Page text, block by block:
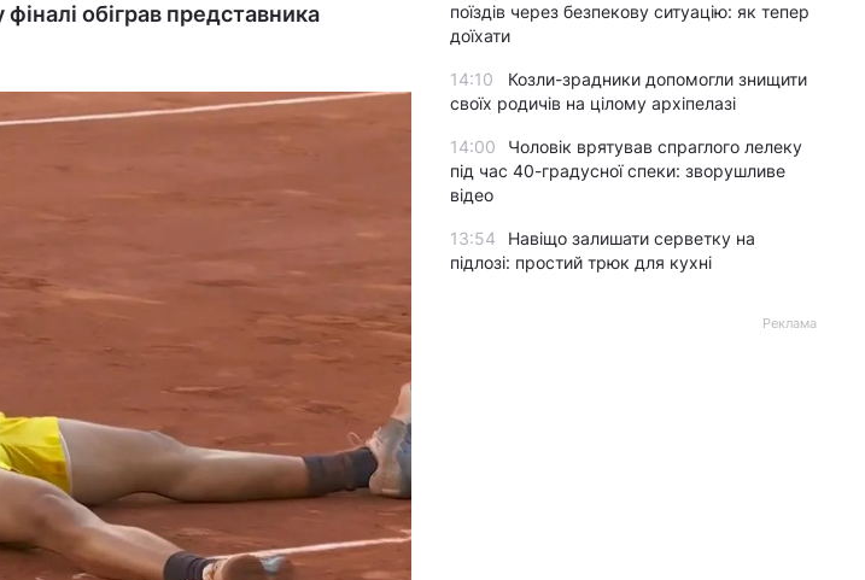
обіграв представника
поїздів через безпекову ситуацію: як тепер
доїхати
14:10
Козли-зрадники допомогли знищити
своїх родичів на цілому архіпелазі
14:00
Чоловік врятував спраглого лелеку
під час 40-градусної спеки: зворушливе
відео
13:54
Навіщо залишати серветку на
підлозі: простий трюк для кухні
Реклама